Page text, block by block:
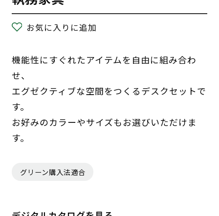
お気に入りに追加
機能性にすぐれたアイテムを自由に組み合わ
せ、
エグゼクティブな空間をつくるデスクセットで
す。
お好みのカラーやサイズもお選びいただけま
す。
グリーン購入法適合